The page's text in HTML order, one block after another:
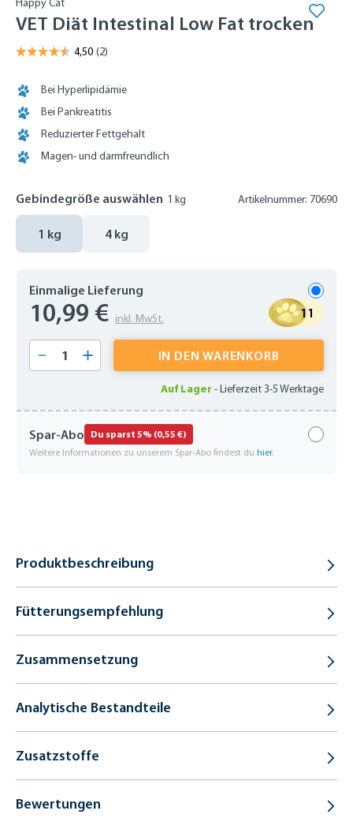
Happy Cat
VET Diät Intestinal Low Fat trocken
Bei Hyperlipidämie
Bei Pankreatitis
Reduzierter Fettgehalt
Magen- und darmfreundlich
Gebindegröße auswählen 1 kg Artikelnummer: 70690
1 kg 4 kg
Einmalige Lieferung
10,99 € inkl. MwSt. 11
Produkt Anzahl: Gib den gewünschten
IN DEN WARENKORB
Auf Lager -Lieferzeit 3-5 Werktage
Spar-Abo Du sparst 5% (0,55 €)
Weitere Informationen zu unserem Spar-Abo findest du hier.
Produktbeschreibung
Fütterungsempfehlung
Zusammensetzung
Analytische Bestandteile
Zusatzstoffe
Bewertungen